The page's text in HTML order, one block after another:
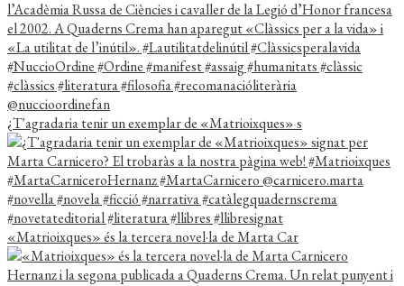
¿T'agradaria tenir un exemplar de «Matrioixques» s
«Matrioixques» és la tercera novel·la de Marta Car